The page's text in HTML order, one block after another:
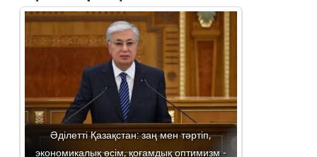
Әділетті Қазақстан: заң мен тәртіп,
экономикалық өсім, қоғамдық оптимизм -